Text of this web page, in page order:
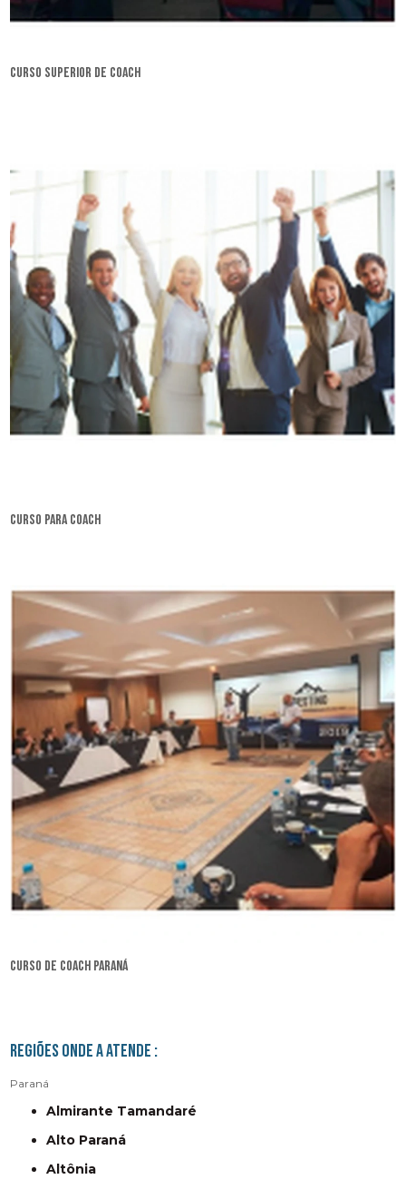
curso superior de coach
curso para coach
curso de coach Paraná
Regiões onde a atende :
Paraná
Almirante Tamandaré
Alto Paraná
Altônia